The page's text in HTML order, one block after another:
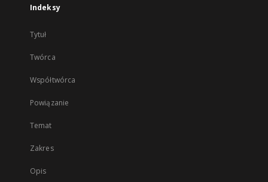
Indeksy
Tytuł
Twórca
Współtwórca
Powiązanie
Temat
Zakres
Opis